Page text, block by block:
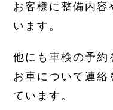
お客様に整備内容
います。
他にも車検の予約
お車について連絡
ています。